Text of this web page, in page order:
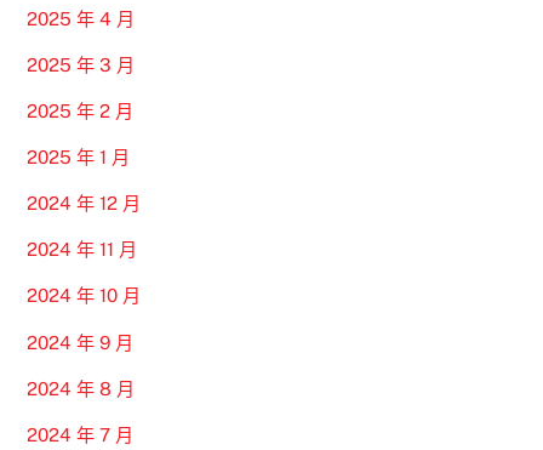
2025 年 4 月
2025 年 3 月
2025 年 2 月
2025 年 1 月
2024 年 12 月
2024 年 11 月
2024 年 10 月
2024 年 9 月
2024 年 8 月
2024 年 7 月